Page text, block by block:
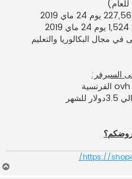
مجال البكالوريا والتعليم
السيرفر:
https://